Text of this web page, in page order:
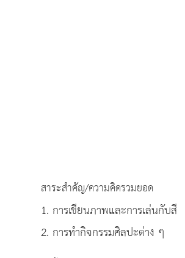
สาระสำคัญ/ความคิดรวมยอด
1. การเขียนภาพและการเล่นกับสี
2. การทำกิจกรรมศิลปะต่าง ๆ